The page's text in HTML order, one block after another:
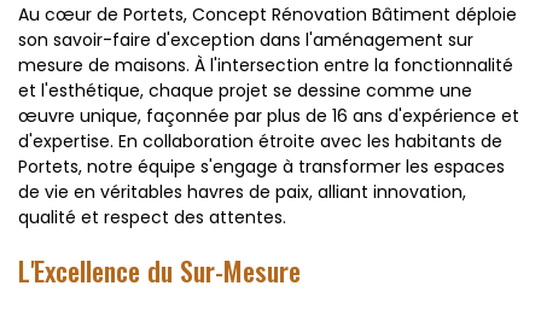
Au cœur de Portets, Concept Rénovation Bâtiment déploie
son savoir-faire d'exception dans l'aménagement sur
mesure de maisons. À l'intersection entre la fonctionnalité
et l'esthétique, chaque projet se dessine comme une
œuvre unique, façonnée par plus de 16 ans d'expérience et
d'expertise. En collaboration étroite avec les habitants de
Portets, notre équipe s'engage à transformer les espaces
de vie en véritables havres de paix, alliant innovation,
qualité et respect des attentes.
L'Excellence du Sur-Mesure